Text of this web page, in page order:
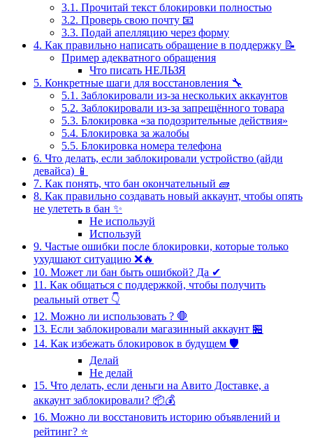
3.1. Прочитай текст блокировки полностью
3.2. Проверь свою почту 📧
3.3. Подай апелляцию через форму
4. Как правильно написать обращение в поддержку 📝
Пример адекватного обращения
Что писать НЕЛЬЗЯ
5. Конкретные шаги для восстановления 🔧
5.1. Заблокировали из-за нескольких аккаунтов
5.2. Заблокировали из-за запрещённого товара
5.3. Блокировка «за подозрительные действия»
5.4. Блокировка за жалобы
5.5. Блокировка номера телефона
6. Что делать, если заблокировали устройство (айди
девайса) 📱
7. Как понять, что бан окончательный 🧱
8. Как правильно создавать новый аккаунт, чтобы опять
не улететь в бан ✨
Не используй
Используй
9. Частые ошибки после блокировки, которые только
ухудшают ситуацию ❌🔥
10. Может ли бан быть ошибкой? Да ✔
11. Как общаться с поддержкой, чтобы получить
реальный ответ 👇
12. Можно ли использовать ? 🛑
13. Если заблокировали магазинный аккаунт 🏪
14. Как избежать блокировок в будущем 🛡
Делай
Не делай
15. Что делать, если деньги на Авито Доставке, а
аккаунт заблокировали? 📦💰
16. Можно ли восстановить историю объявлений и
рейтинг? ⭐